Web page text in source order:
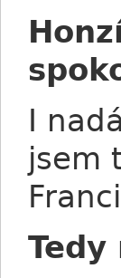
I
jsem